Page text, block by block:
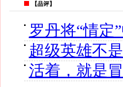
【品评】
罗丹将“情定
超级英雄不
活着，就是